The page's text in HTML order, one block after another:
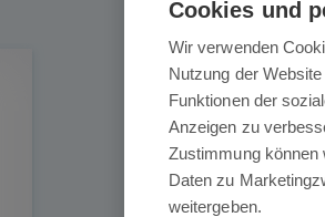
Cookies und
Wir verwenden
Nutzung der
Funktionen der
Anzeigen zu
Zustimmung können
Daten zu
weitergeben.